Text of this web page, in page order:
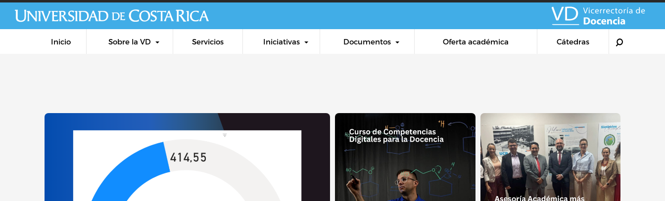
Inicio Sobre la VD Servicios Iniciativas Documentos Oferta académica Cátedras